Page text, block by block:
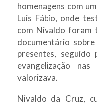
homenagens com
Luis Fábio, onde
com Nivaldo foram
documentário
presentes,
evangelização
valorizava.
Nivaldo da Cruz,